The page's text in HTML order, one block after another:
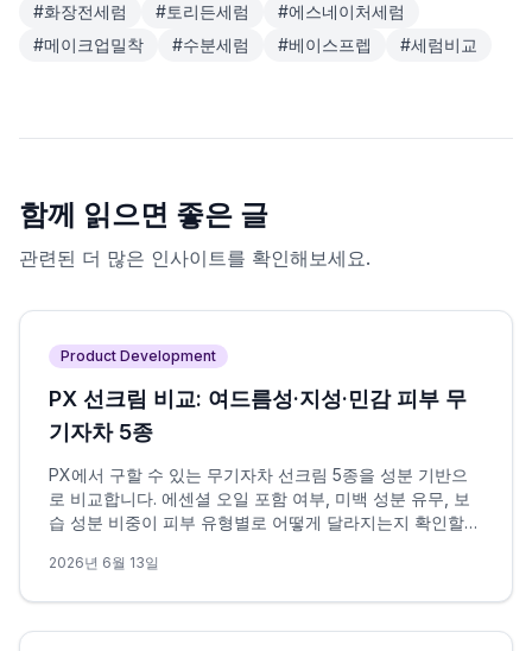
#화장전세럼 #토리든세럼 #에스네이처세럼
#메이크업밀착 #수분세럼 #베이스프렙 #세럼비교
함께 읽으면 좋은 글
관련된 더 많은 인사이트를 확인해보세요.
Product Development
PX 선크림 비교: 여드름성·지성·민감 피부 무
기자차 5종
PX에서 구할 수 있는 무기자차 선크림 5종을 성분 기반으
로 비교합니다. 에센셜 오일 포함 여부, 미백 성분 유무, 보
습 성분 비중이 피부 유형별로 어떻게 달라지는지 확인할
2026년 6월 13일